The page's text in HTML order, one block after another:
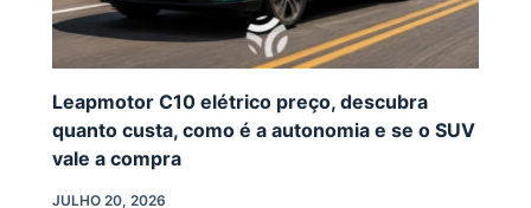
Leapmotor C10 elétrico preço, descubra
quanto custa, como é a autonomia e se o SUV
vale a compra
JULHO 20, 2026